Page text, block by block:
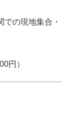
の現地集合・
円）